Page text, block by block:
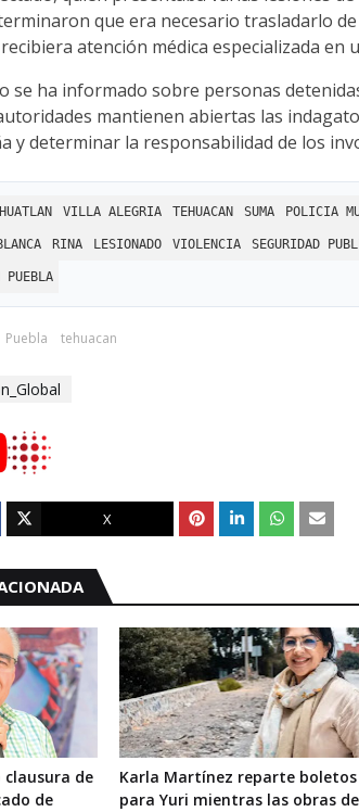
que era necesario trasladarlo
atención médica especializada en
se ha informado sobre personas
mantienen abiertas las
y determinar la responsabilidad de los
VILLA ALEGRIA TEHUACAN SUMA POLICIA
RINA LESIONADO VIOLENCIA SEGURIDAD
PUEBLA
Puebla tehuacan
X
clausura de
de
Karla Martínez reparte boletos
para Yuri mientras las obras de